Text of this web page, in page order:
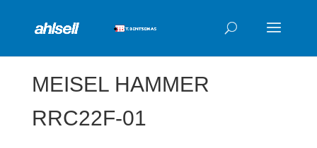
MEISEL HAMMER
RRC22F-01